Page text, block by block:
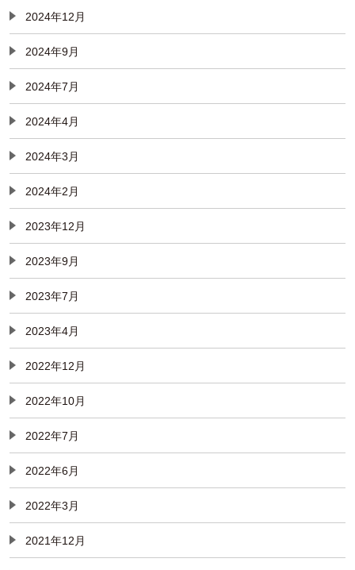
2024年12月
2024年9月
2024年7月
2024年4月
2024年3月
2024年2月
2023年12月
2023年9月
2023年7月
2023年4月
2022年12月
2022年10月
2022年7月
2022年6月
2022年3月
2021年12月